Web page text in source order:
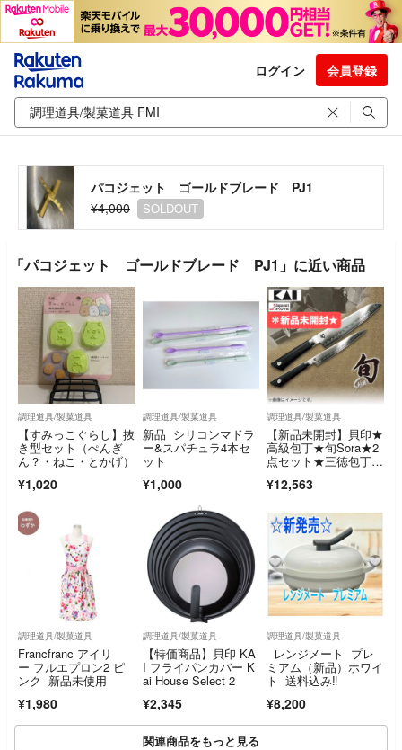
ログイン 会員登録
パコジェット ゴールドブレード PJ1
¥4,000
SOLDOUT
「パコジェット ゴールドブレード PJ1」に近い商品
調理道具/製菓道具
【すみっこぐらし】抜
き型セット（ぺんぎ
ん？・ねこ・とかげ）
¥1,020
調理道具/製菓道具
新品 シリコンマドラ
ー&スパチュラ4本セ
ット
¥1,000
調理道具/製菓道具
【新品未開封】貝印★
高級包丁★旬Sora★2
点セット★三徳包丁&
¥12,563
調理道具/製菓道具
Francfranc アイリ
ー フルエプロン2 ピ
ンク 新品未使用
¥1,980
調理道具/製菓道具
【特価商品】貝印 KA
I フライパンカバー K
ai House Select 2
¥2,345
調理道具/製菓道具
レンジメート プレ
ミアム（新品）ホワイ
ト 送料込み‼️
¥8,200
関連商品をもっと見る